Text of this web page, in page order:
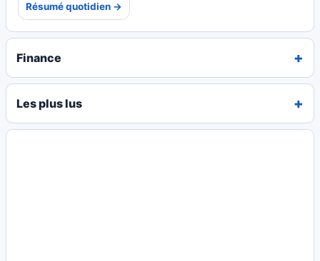
Résumé quotidien →
Finance
Les plus lus